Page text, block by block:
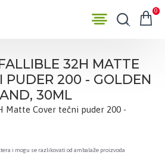
0
32H MATTE
PUDER 200 - GOLDEN
30ML
i mogu se razlikovati od ambalaže proizvoda